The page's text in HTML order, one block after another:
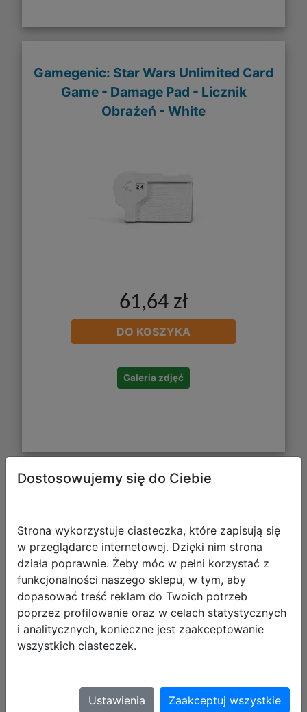
Gamegenic: Star Wars Unlimited Card
Game - Damage Pad - Licznik
Obrażeń - White
61,64 zł
DO KOSZYKA
Galeria zdjęć
Gamegenic: Star Wars Unlimited Card
Dostosowujemy się do Ciebie
Strona wykorzystuje ciasteczka, które zapisują się
w przeglądarce internetowej. Dzięki nim strona
działa poprawnie. Żeby móc w pełni korzystać z
funkcjonalności naszego sklepu, w tym, aby
dopasować treść reklam do Twoich potrzeb
poprzez profilowanie oraz w celach statystycznych
i analitycznych, konieczne jest zaakceptowanie
wszystkich ciasteczek.
Ustawienia Zaakceptuj wszystkie